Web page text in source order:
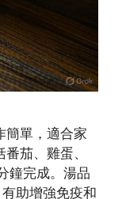
簡單，適合家
茄、雞蛋、
鐘完成。湯品
助增強免疫和